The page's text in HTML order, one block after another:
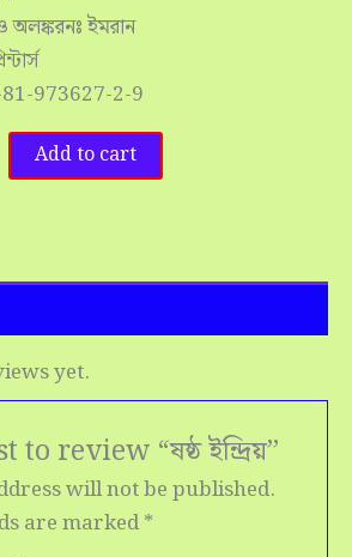
অলঙ্করনঃ ইমরান
973627-2-9
Add to cart
yet.
review “ষষ্ঠ ইন্দ্রিয়”
will not be published.
are marked*